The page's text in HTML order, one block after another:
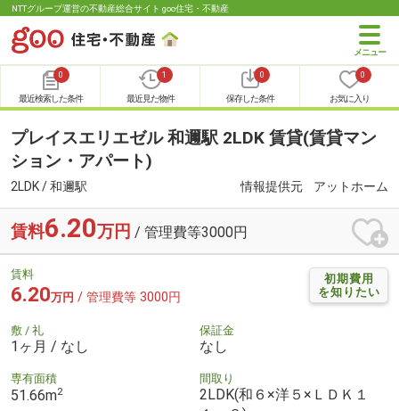
NTTグループ運営の不動産総合サイト goo住宅・不動産
0
最近検索した条件
1
最近見た物件
0
保存した条件
0
お気に入り
プレイスエリエゼル 和邇駅 2LDK 賃貸(賃貸マン
ション・アパート)
2LDK / 和邇駅 情報提供元 アットホーム
賃料6.20万円 / 管理費等3000円
初期費用
を知りたい
賃料
6.20万円 / 管理費等 3000円
敷 / 礼
1ヶ月 / なし
保証金
なし
専有面積
51.66m2
間取り
2LDK(和６×洋５×ＬＤＫ１